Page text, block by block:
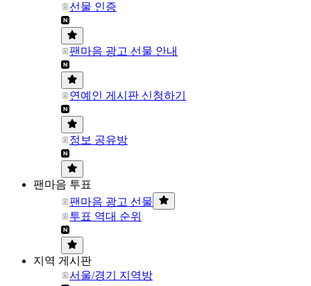
선물 인증
팬마음 광고 선물 안내
연예인 게시판 신청하기
정보 공유방
팬마음 투표
팬마음 광고 선물
투표 역대 순위
지역 게시판
서울/경기 지역방